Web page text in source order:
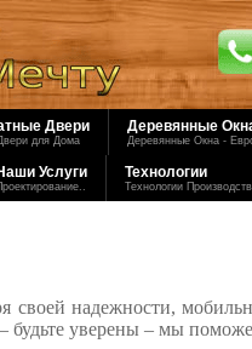
Двери
для Дома
Деревянные
Деревянные Окна -
Услуги Технологии
Технологии
своей надежности,
будьте уверены – мы